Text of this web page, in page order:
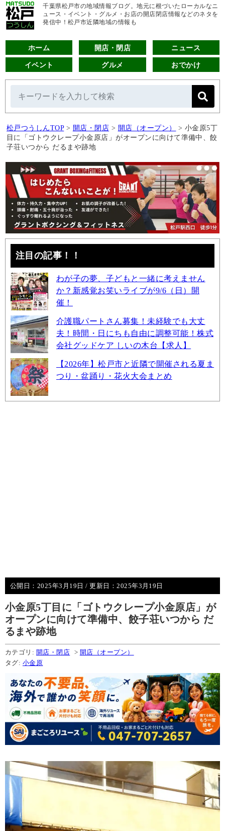
千葉県松戸市の地域情報ブログ。地元に根づいたローカルなニ
ュース・イベント・グルメ・お店の開店閉店情報などのネタを
発信中！松戸市近隣地域の情報も
ホーム 開店・閉店 ニュース
イベント グルメ おでかけ
松戸つうしんTOP > 開店・閉店 > 開店（オープン） > 小金原5丁
目に「ゴトウクレープ小金原店」がオープンに向けて準備中、餃
子荘いつから だるまや跡地
注目の記事！！
わが子の夢、子どもと一緒に考えません
か？新感覚お笑いライブが9/6（日）開
催！
介護職パートさん募集！未経験でも大丈
夫！時間・日にちも自由に調整可能！株式
会社グッドケア しいの木台【求人】
【2026年】松戸市と近隣で開催される夏ま
つり・盆踊り・花火大会まとめ
公開日： 2025年3月19日 / 更新日：2025年3月19日
小金原5丁目に「ゴトウクレープ小金原店」が
オープンに向けて準備中、餃子荘いつから だ
るまや跡地
カテゴリ: 開店・閉店 > 開店（オープン）
タグ: 小金原